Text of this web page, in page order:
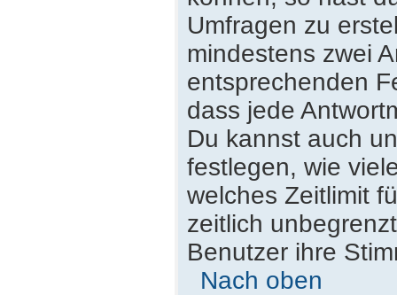
Umfragen zu
mindestens zwei
entsprechenden
dass jede
Du kannst auch
festlegen, wie
welches Zeitlimit
zeitlich
Benutzer ihre
Nach oben